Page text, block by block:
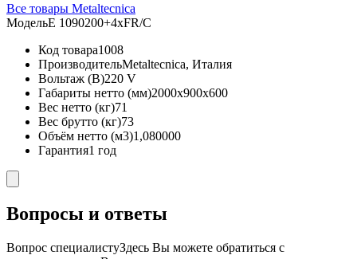
Все товары Metaltecnica
МодельE 1090200+4xFR/C
Код товара1008
ПроизводительMetaltecnica, Италия
Вольтаж (В)220 V
Габариты нетто (мм)2000x900x600
Вес нетто (кг)71
Вес брутто (кг)73
Объём нетто (м3)1,080000
Гарантия1 год
Вопросы и ответы
Вопрос специалистуЗдесь Вы можете обратиться с